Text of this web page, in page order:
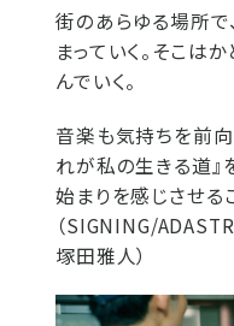
街のあらゆる場所で
まっていく。そこは
んでいく。
音楽も気持ちを前向
れが私の生きる道』
始まりを感じさせる
（SIGNING/
塚田雅人）